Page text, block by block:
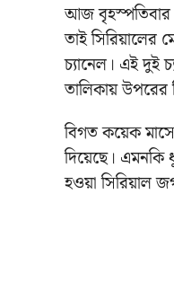
আজ বৃহস্পতিবার।
তাই সিরিয়ালের
চ্যানেল। এই দুই
তালিকায় উপরের
বিগত কয়েক
দিয়েছে।
হওয়া সিরিয়াল